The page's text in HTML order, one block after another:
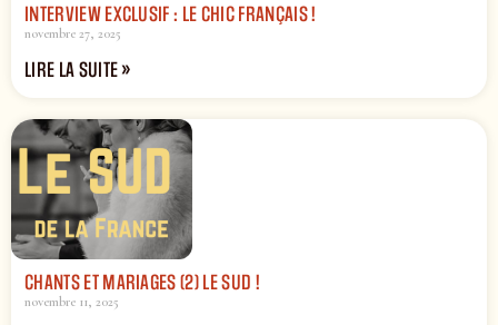
INTERVIEW EXCLUSIF : LE CHIC FRANÇAIS !
novembre 27, 2025
LIRE LA SUITE »
CHANTS ET MARIAGES (2) LE SUD !
novembre 11, 2025